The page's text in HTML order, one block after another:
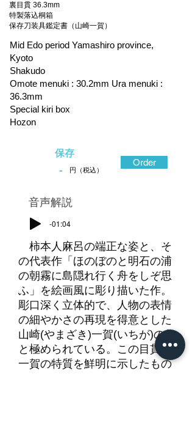
裏目貫 36.3mm
特製落込桐箱
保存刀装具鑑定書（山崎一賀）
Mid Edo period Yamashiro province,
Kyoto
Shakudo
Omote menuki : 30.2mm Ura menuki :
36.3mm
Special kiri box
Hozon
保存
- 円（税込）
Order
​音声解説
-01:04
柿本人麻呂の端正な姿と、そ
の代表作「ほのぼのと明石の浦
の朝霧に島隠れ行く舟をしぞ思
ふ」を絵画風に彫り描いた作。
彫口深く立体的で、人物の表情
の細やかさの再現を得意とした
山崎(やまざき)一賀(いちが)の作
と極められている。この目貫も
一賀の特質を鮮明に示したもの